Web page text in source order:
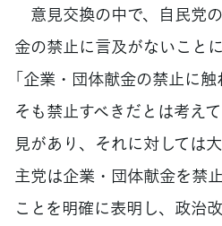
意見交換の中で、自民党
金の禁止に言及がないこと
「企業・団体献金の禁止に
そも禁止すべきだとは考え
見があり、それに対しては
主党は企業・団体献金を禁
ことを明確に表明し、政治